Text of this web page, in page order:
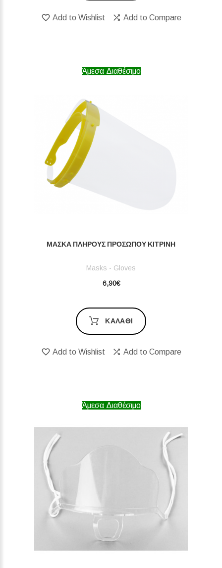
Add to Wishlist Add to Compare
Άμεσα Διαθέσιμο
ΜΆΣΚΑ ΠΛΉΡΟΥΣ ΠΡΟΣΏΠΟΥ ΚΊΤΡΙΝΗ
Masks - Gloves
6,90€
ΚΑΛΆΘΙ
Add to Wishlist Add to Compare
Άμεσα Διαθέσιμο